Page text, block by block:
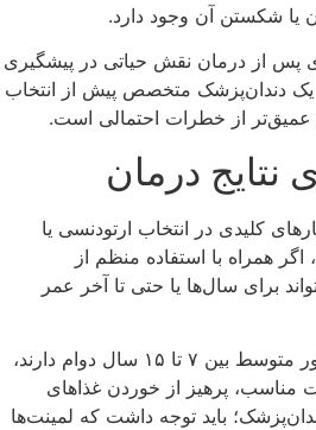
یا شکستن آن وجود دارد.
پس از درمان نقش حیاتی در پیشگیری
یک دندان‌پزشک متخصص پیش از انتخاب
عمیق‌تر از خطرات احتمالی است.
نتایج درمان
کلیدی در انتخاب ارتودنسی یا
همراه با استفاده منظم از
برای سال‌ها یا حتی تا آخر عمر
از سوی دیگر، لمینت‌ها به‌طور متوسط بین ۷ تا ۱۵ سال دوام دارند،
مناسب، پرهیز از خوردن غذاهای
باید توجه داشت که لمینت‌ها